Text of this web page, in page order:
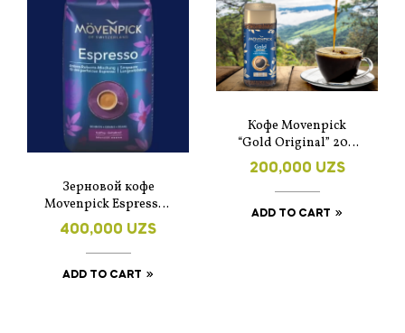
Зерновой кофе
Movenpick Espresso 1
кг.
400,000 UZS
ADD TO CART
Кофе Movenpick
“Gold Original” 200
гр.
200,000 UZS
ADD TO CART